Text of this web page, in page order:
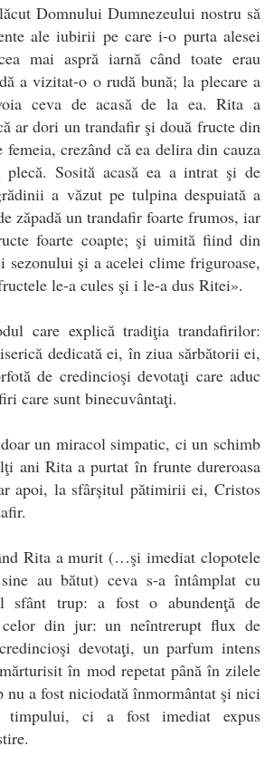
Domnului Dumnezeului nostru să
ale iubirii pe care i-o purta alesei
mai aspră iarnă când toate erau
a vizitat-o o rudă bună; la plecare a
ceva de acasă de la ea. Rita a
ar dori un trandafir şi două fructe din
femeia, crezând că ea delira din cauza
Sosită acasă ea a intrat şi de
a văzut pe tulpina despuiată a
zăpadă un trandafir foarte frumos, iar
foarte coapte; şi uimită fiind din
sezonului şi a acelei clime friguroase,
le-a cules şi i le-a dus Ritei».
care explică tradiţia trandafirilor:
dedicată ei, în ziua sărbătorii ei,
de credincioşi devotaţi care aduc
care sunt binecuvântaţi.
un miracol simpatic, ci un schimb
ani Rita a purtat în frunte dureroasa
apoi, la sfârşitul pătimirii ei, Cristos
a murit (…şi imediat clopotele
au bătut) ceva s-a întâmplat cu
sfânt trup: a fost o abundenţă de
celor din jur: un neîntrerupt flux de
devotaţi, un parfum intens
în mod repetat până în zilele
nu a fost niciodată înmormântat şi nici
timpului, ci a fost imediat expus